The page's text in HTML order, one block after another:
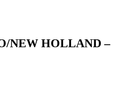
NEW HOLLAND –